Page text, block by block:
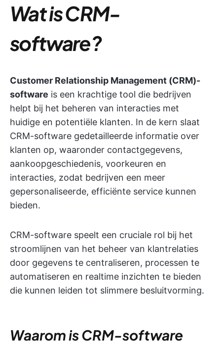
Wat is CRM-
software?
Customer Relationship Management (CRM)-
software is een krachtige tool die bedrijven
helpt bij het beheren van interacties met
huidige en potentiële klanten. In de kern slaat
CRM-software gedetailleerde informatie over
klanten op, waaronder contactgegevens,
aankoopgeschiedenis, voorkeuren en
interacties, zodat bedrijven een meer
gepersonaliseerde, efficiënte service kunnen
bieden.
CRM-software speelt een cruciale rol bij het
stroomlijnen van het beheer van klantrelaties
door gegevens te centraliseren, processen te
automatiseren en realtime inzichten te bieden
die kunnen leiden tot slimmere besluitvorming.
Waarom is CRM-software